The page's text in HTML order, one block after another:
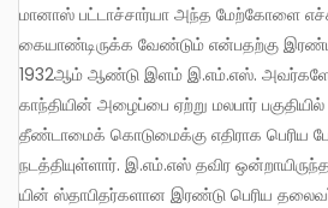
மானாஸ் பட்டாச்சார்யா அந்த மேற்கோளை எச்சரிக்கையாகக்
கையாண்டிருக்க வேண்டும் என்பதற்கு
1932ஆம் ஆண்டு இளம் இ.எம்.எஸ். அவர்களே
காந்தியின் அழைப்பை ஏற்று மலபார்
தீண்டாமைக் கொடுமைக்கு எதிராக பெரிய
நடத்தியுள்ளார். இ.எம்.எஸ் தவிர
யின் ஸ்தாபிதர்களான இரண்டு பெரிய